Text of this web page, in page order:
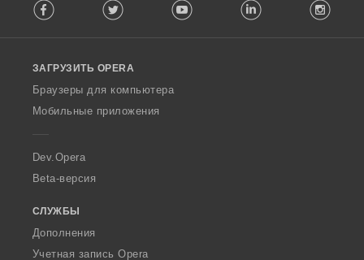
o
w
O
p
a
Facebook Twitter Youtube LinkedIn
ЗАГРУЗИТЬ OPERA
Браузеры для компьютера
Мобильные приложения
Dev.Opera
Beta-версия
СЛУЖБЫ
Дополнения
Учетная запись Opera